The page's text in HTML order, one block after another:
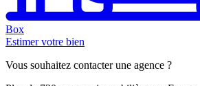
Box
Estimer votre bien
Vous souhaitez contacter une agence ?